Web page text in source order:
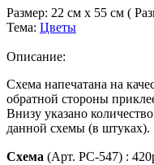
Размер: 22 см x 55 см (
Тема: Цветы
Описание:
Схема напечатана на
обратной стороны
Внизу указано
данной схемы (в штуках).
Схема (Арт. РС-547) :